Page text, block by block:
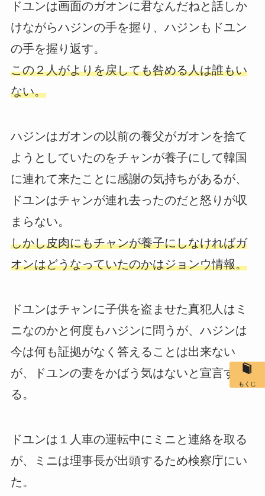
ドユンは画面のガオンに君なんだねと話しか
けながらハジンの手を握り、ハジンもドユン
の手を握り返す。
この２人がよりを戻しても咎める人は誰もい
ない。
ハジンはガオンの以前の養父がガオンを捨て
ようとしていたのをチャンが養子にして韓国
に連れて来たことに感謝の気持ちがあるが、
ドユンはチャンが連れ去ったのだと怒りが収
まらない。
しかし皮肉にもチャンが養子にしなければガ
オンはどうなっていたのかはジョンウ情報。
ドユンはチャンに子供を盗ませた真犯人はミ
ニなのかと何度もハジンに問うが、ハジンは
今は何も証拠がなく答えることは出来ない
が、ドユンの妻をかばう気はないと宣言す
る。
ドユンは１人車の運転中にミニと連絡を取る
が、ミニは理事長が出頭するため検察庁にい
た。
もくじ